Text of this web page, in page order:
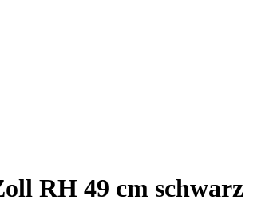
RH 49 cm schwarz